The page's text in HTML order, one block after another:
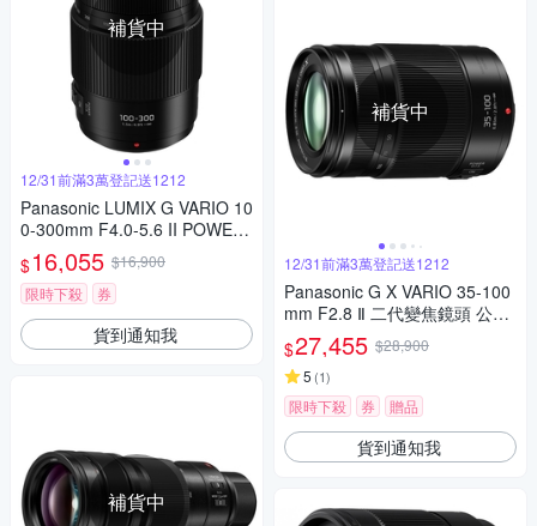
補貨中
12/31前滿3萬登記送1212
Panasonic LUMIX G VARIO 10
0-300mm F4.0-5.6 II POWER
O.I.S.二代變焦鏡頭 公司貨
$16,055 $16,900
限時下殺
券
貨到通知我
補貨中
補貨中
12/31前滿3萬登記送1212
Panasonic G X VARIO 35-100
mm F2.8 Ⅱ 二代變焦鏡頭 公司
貨
$27,455 $28,900
5 (1)
限時下殺 券 贈品
貨到通知我